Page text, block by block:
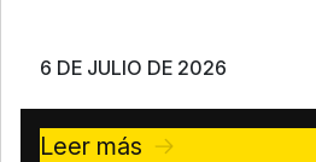
6 DE JULIO DE 2026
Leer más